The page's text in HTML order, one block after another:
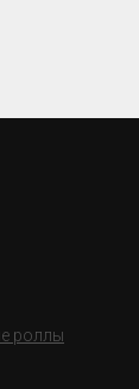
роллы